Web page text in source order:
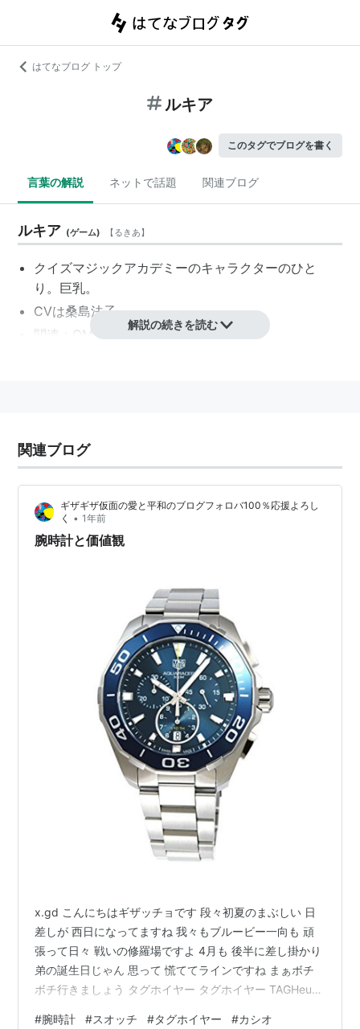
はてなブログ トップ
ルキア
このタグでブログを書く
言葉の解説 ネットで話題 関連ブログ
ルキア (ゲーム) 【るきあ】
クイズマジックアカデミーのキャラクターのひと
り。巨乳。
CVは桑島法子。
関連：QMA,QMA2,QMA3
解説の続きを読む
関連ブログ
ギザギザ仮面の愛と平和のブログフォロバ100％応援よろし
く • 1年前
腕時計と価値観
x.gd こんにちはギザッチョです 段々初夏のまぶしい 日
差しが 西日になってますね 我々もブルービー一向も 頑
張って日々 戦いの修羅場ですよ 4月も 後半に差し掛かり
弟の誕生日じゃん 思って 慌ててラインですね まぁボチ
ボチ行きましょう タグホイヤー タグホイヤー TAGHeuer
#腕時計 #スオッチ #タグホイヤー #カシオ